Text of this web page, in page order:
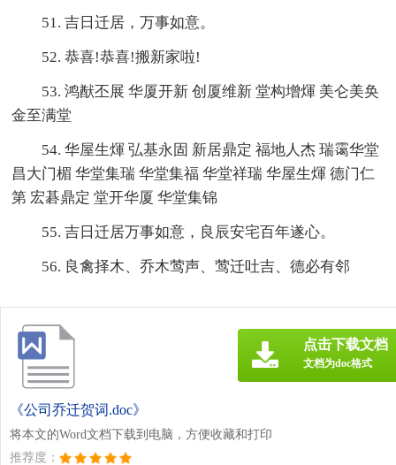
51. 吉日迁居，万事如意。
52. 恭喜!恭喜!搬新家啦!
53. 鸿猷丕展 华厦开新 创厦维新 堂构增煇 美仑美奂
金至满堂
54. 华屋生煇 弘基永固 新居鼎定 福地人杰 瑞霭华堂
昌大门楣 华堂集瑞 华堂集福 华堂祥瑞 华屋生煇 德门仁
第 宏碁鼎定 堂开华厦 华堂集锦
55. 吉日迁居万事如意，良辰安宅百年遂心。
56. 良禽择木、乔木莺声、莺迁吐吉、德必有邻
《公司乔迁贺词.doc》
将本文的Word文档下载到电脑，方便收藏和打印
推荐度：
点击下载文档
文档为doc格式